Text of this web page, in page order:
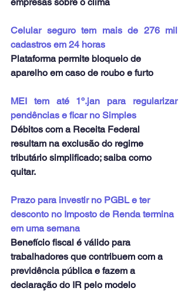
Celular seguro tem mais de 276 mil
cadastros em 24 horas
Plataforma permite bloqueio de
aparelho em caso de roubo e furto
MEI tem até 1º.jan para regularizar
pendências e ficar no Simples
Débitos com a Receita Federal
resultam na exclusão do regime
tributário simplificado; saiba como
quitar.
Prazo para investir no PGBL e ter
desconto no Imposto de Renda termina
em uma semana
Benefício fiscal é válido para
trabalhadores que contribuem com a
previdência pública e fazem a
declaração do IR pelo modelo